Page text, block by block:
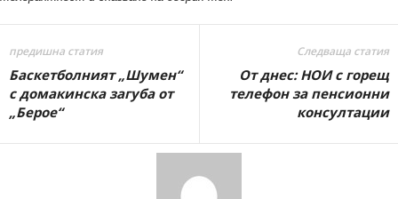
предишна статия
Баскетболният „Шумен“
с домакинска загуба от
„Берое“
Следваща статия
От днес: НОИ с горещ
телефон за пенсионни
консултации